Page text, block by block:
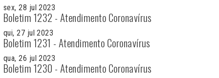
sex, 28 jul 2023
Boletim 1232 - Atendimento Coronavírus
qui, 27 jul 2023
Boletim 1231 - Atendimento Coronavírus
qua, 26 jul 2023
Boletim 1230 - Atendimento Coronavírus